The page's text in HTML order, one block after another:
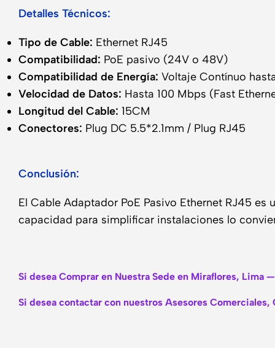
Detalles Técnicos:
Tipo de Cable: Ethernet RJ45
Compatibilidad: PoE pasivo (24V o 48V)
Compatibilidad de Energía: Voltaje Contínuo
Velocidad de Datos: Hasta 100 Mbps (Fast
Longitud del Cable: 15CM
Conectores: Plug DC 5.5*2.1mm / Plug RJ45
Conclusión:
El Cable Adaptador PoE Pasivo Ethernet RJ45
capacidad para simplificar instalaciones lo
Si desea Comprar en Nuestra Sede en Miraflores, Lima
Si desea contactar con nuestros Asesores